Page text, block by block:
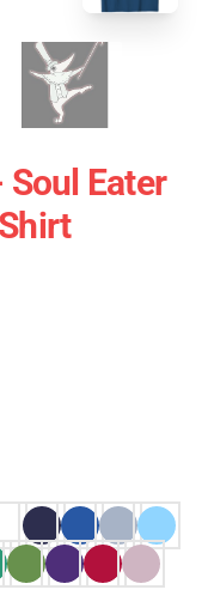
Soul Eater